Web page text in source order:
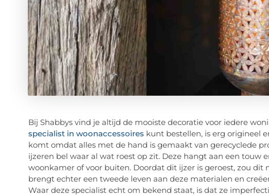
Bij Shabbys vind je altijd de mooiste decoratie voor iedere
specialist in woonaccessoires kunt bestellen, is erg origineel
komt omdat alles met de hand is gemaakt van gerecyclede
ijzeren bel waar al wat roest op zit. Deze hangt aan een touw
woonkamer of voor buiten. Doordat dit ijzer is geroest, zou
brengt echter een tweede leven aan deze materialen en
Waar deze specialist echt om bekend staat, is dat ze